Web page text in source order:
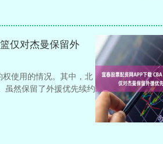
仅对杰曼保留外
使用的情况。其中，北
虽然保留了外援优先续约